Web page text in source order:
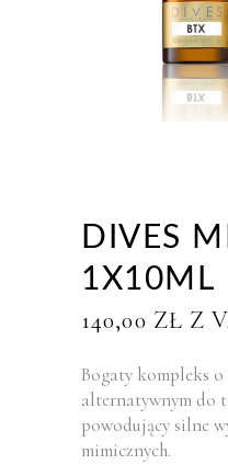
DIVES
1X10ML
140,00 ZŁ Z
Bogaty kompleks o
alternatywnym do
powodujący silne
mimicznych.